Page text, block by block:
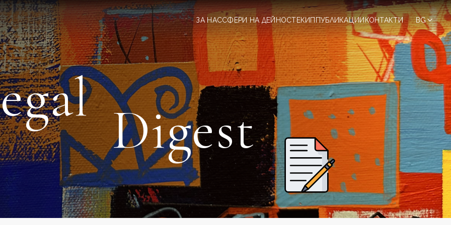
ЗА НАССФЕРИ НА ДЕЙНОСТЕКИППУБЛИКАЦИИ КОНТАКТИ BG
Digest